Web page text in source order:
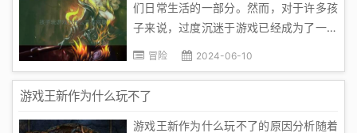
们日常生活的一部分。然而，对于许多孩
子来说，过度沉迷于游戏已经成为了一种
“网瘾”。那么，为什么孩子会如此沉迷于
互动性、挑战性和趣味性，能够满足孩子
们的好奇心和探索欲望。同时，游戏...
冒险 2024-06-10
游戏王新作为什么玩不了
游戏王新作为什么玩不了的原因分析随着